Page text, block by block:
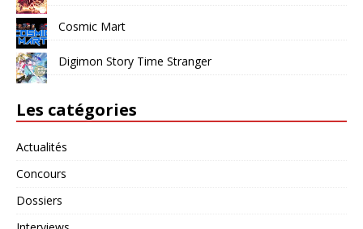
Cosmic Mart
Digimon Story Time Stranger
Les catégories
Actualités
Concours
Dossiers